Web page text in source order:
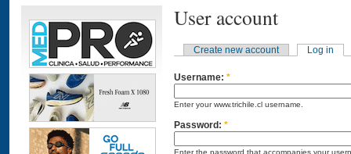
User account
Create new account Log in
Username: *
Enter your www.trichile.cl username.
Password: *
Enter the password that accompanies your